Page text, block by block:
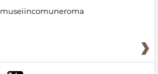
museiincomuneroma